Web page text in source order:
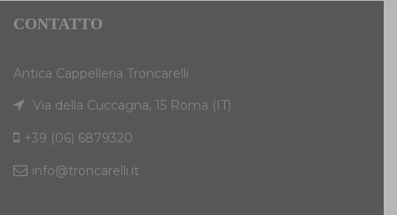
CONTATTO
Antica Cappelleria Troncarelli
Via della Cuccagna, 15 Roma (IT)
+39 (06) 6879320
info@troncarelli.it